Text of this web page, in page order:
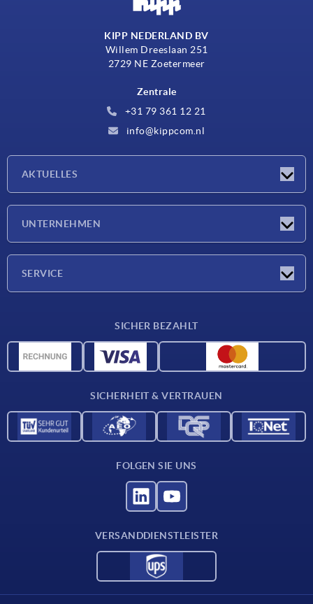
KIPP NEDERLAND BV
Willem Dreeslaan 251
2729 NE Zoetermeer
Zentrale
+31 79 361 12 21
info@kippcom.nl
AKTUELLES
UNTERNEHMEN
SERVICE
CAD-Daten
SICHER BEZAHLT
SICHERHEIT & VERTRAUEN
FOLGEN SIE UNS
VERSANDDIENSTLEISTER